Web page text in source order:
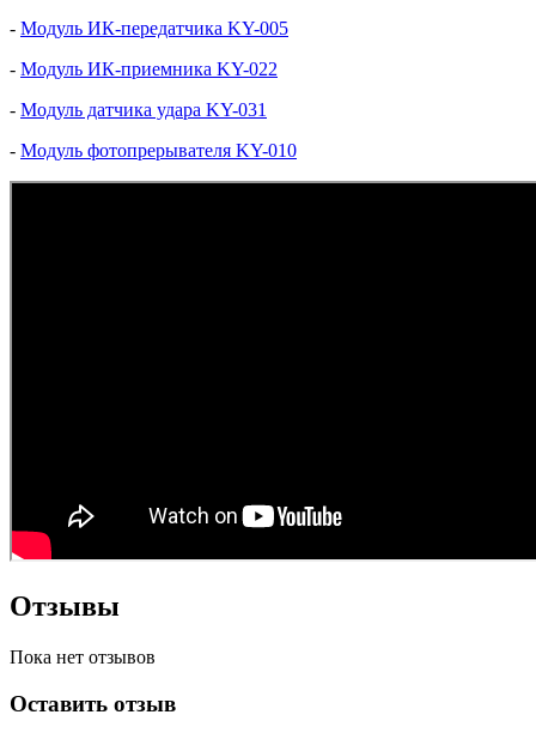
- Модуль ИК-передатчика KY-005
- Модуль ИК-приемника KY-022
- Модуль датчика удара KY-031
- Модуль фотопрерывателя KY-010
Отзывы
Пока нет отзывов
Оставить отзыв